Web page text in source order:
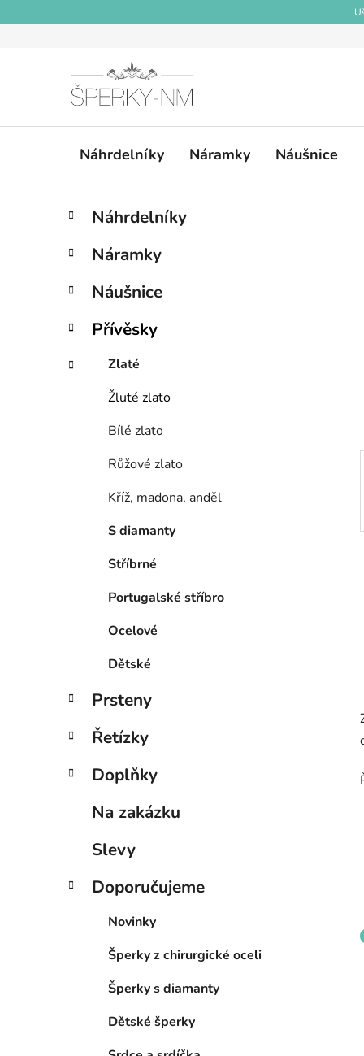
na
Náhrdelníky Náramky Náušnice
P
s
r
n
n
í
Přeskočit
kategorie
K
a
e
o
i
Náhrdelníky
Náramky
Náušnice
Přívěsky
Zlaté
Žluté zlato
Bílé zlato
Růžové zlato
Kříž, madona, anděl
S diamanty
Stříbrné
Portugalské stříbro
Ocelové
Dětské
Prsteny
Řetízky
Doplňky
Na zakázku
Slevy
Doporučujeme
Novinky
Šperky z chirurgické oceli
Šperky s diamanty
Dětské šperky